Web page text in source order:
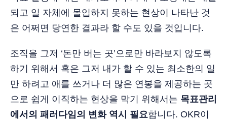
되고 일 자체에 몰입하지 못하는 현상이 나타난 것
은 어쩌면 당연한 결과라 할 수도 있을 것입니다.
조직을 그저 ‘돈만 버는 곳’으로만 바라보지 않도록
하기 위해서 혹은 그저 내가 할 수 있는 최소한의 일
만 하려고 애를 쓰거나 더 많은 연봉을 제공하는 곳
으로 쉽게 이직하는 현상을 막기 위해서는 목표관리
에서의 패러다임의 변화 역시 필요합니다. OKR이